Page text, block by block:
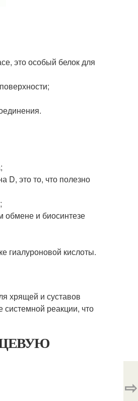
это особый белок для
D, это то, что полезно
обмене и биосинтезе
гиалуроновой кислоты.
хрящей и суставов
реакции, что
⇨